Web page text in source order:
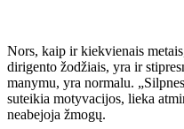
Nors, kaip ir kiekvienais
dirigento žodžiais, yra ir
manymu, yra normalu.
suteikia motyvacijos, lieka
neabejoja žmogų.